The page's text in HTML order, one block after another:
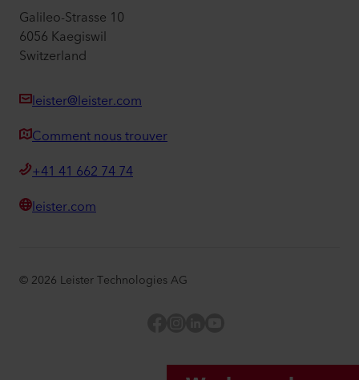
Galileo-Strasse 10
6056 Kaegiswil
Switzerland
leister@leister.com
Comment nous trouver
+41 41 662 74 74
leister.com
© 2026 Leister Technologies AG